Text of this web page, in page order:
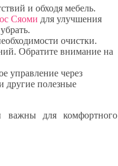
и обходя мебель.
Сяоми для улучшения
очистки.
Обратите внимание на
управление через
другие полезные
важны для комфортного